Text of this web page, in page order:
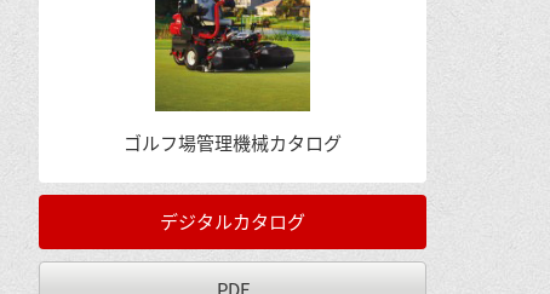
ゴルフ場管理機械カタログ
デジタルカタログ